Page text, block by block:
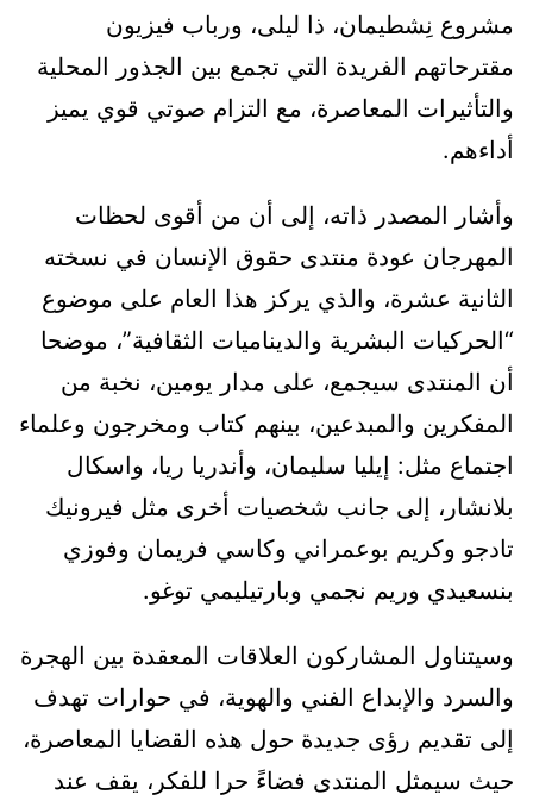
مشروع نِشطيمان، ذا ليلى، ورباب فيزيون
مقترحاتهم الفريدة التي تجمع بين الجذور المحلية
والتأثيرات المعاصرة، مع التزام صوتي قوي يميز
أداءهم.
وأشار المصدر ذاته، إلى أن من أقوى لحظات
المهرجان عودة منتدى حقوق الإنسان في نسخته
الثانية عشرة، والذي يركز هذا العام على موضوع
“الحركيات البشرية والديناميات الثقافية”، موضحا
أن المنتدى سيجمع، على مدار يومين، نخبة من
المفكرين والمبدعين، بينهم كتاب ومخرجون وعلماء
اجتماع مثل: إيليا سليمان، وأندريا ريا، واسكال
بلانشار، إلى جانب شخصيات أخرى مثل فيرونيك
تادجو وكريم بوعمراني وكاسي فريمان وفوزي
بنسعيدي وريم نجمي وبارتيليمي توغو.
وسيتناول المشاركون العلاقات المعقدة بين الهجرة
والسرد والإبداع الفني والهوية، في حوارات تهدف
إلى تقديم رؤى جديدة حول هذه القضايا المعاصرة،
حيث سيمثل المنتدى فضاءً حرا للفكر، يقف عند